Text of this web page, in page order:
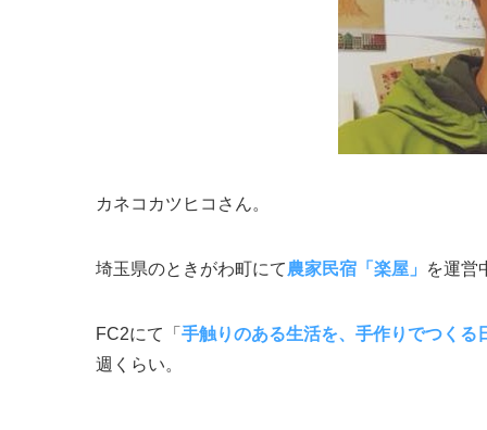
カネコカツヒコさん。
埼玉県のときがわ町にて農家民宿「楽屋」 を運営
FC2にて「 手触りのある生活を、手作りでつくる
週くらい。